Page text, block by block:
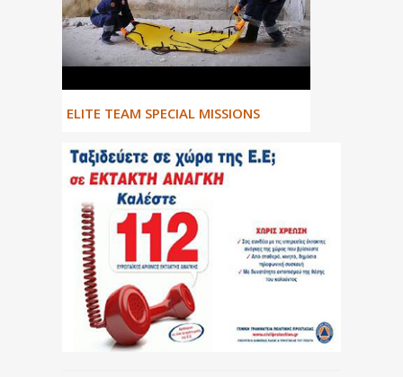
ΕLITE TEAM SPECIAL MISSIONS